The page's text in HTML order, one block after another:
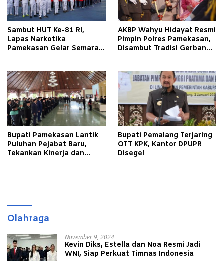
Sambut HUT Ke-81 RI,
Lapas Narkotika
Pamekasan Gelar Semarak
AKBP Wahyu Hidayat Resmi
Pimpin Polres Pamekasan,
Disambut Tradisi Gerbang
Bupati Pamekasan Lantik
Puluhan Pejabat Baru,
Tekankan Kinerja dan
Bupati Pemalang Terjaring
OTT KPK, Kantor DPUPR
Disegel
Olahraga
November 9, 2024
Kevin Diks, Estella dan Noa Resmi Jadi
WNI, Siap Perkuat Timnas Indonesia